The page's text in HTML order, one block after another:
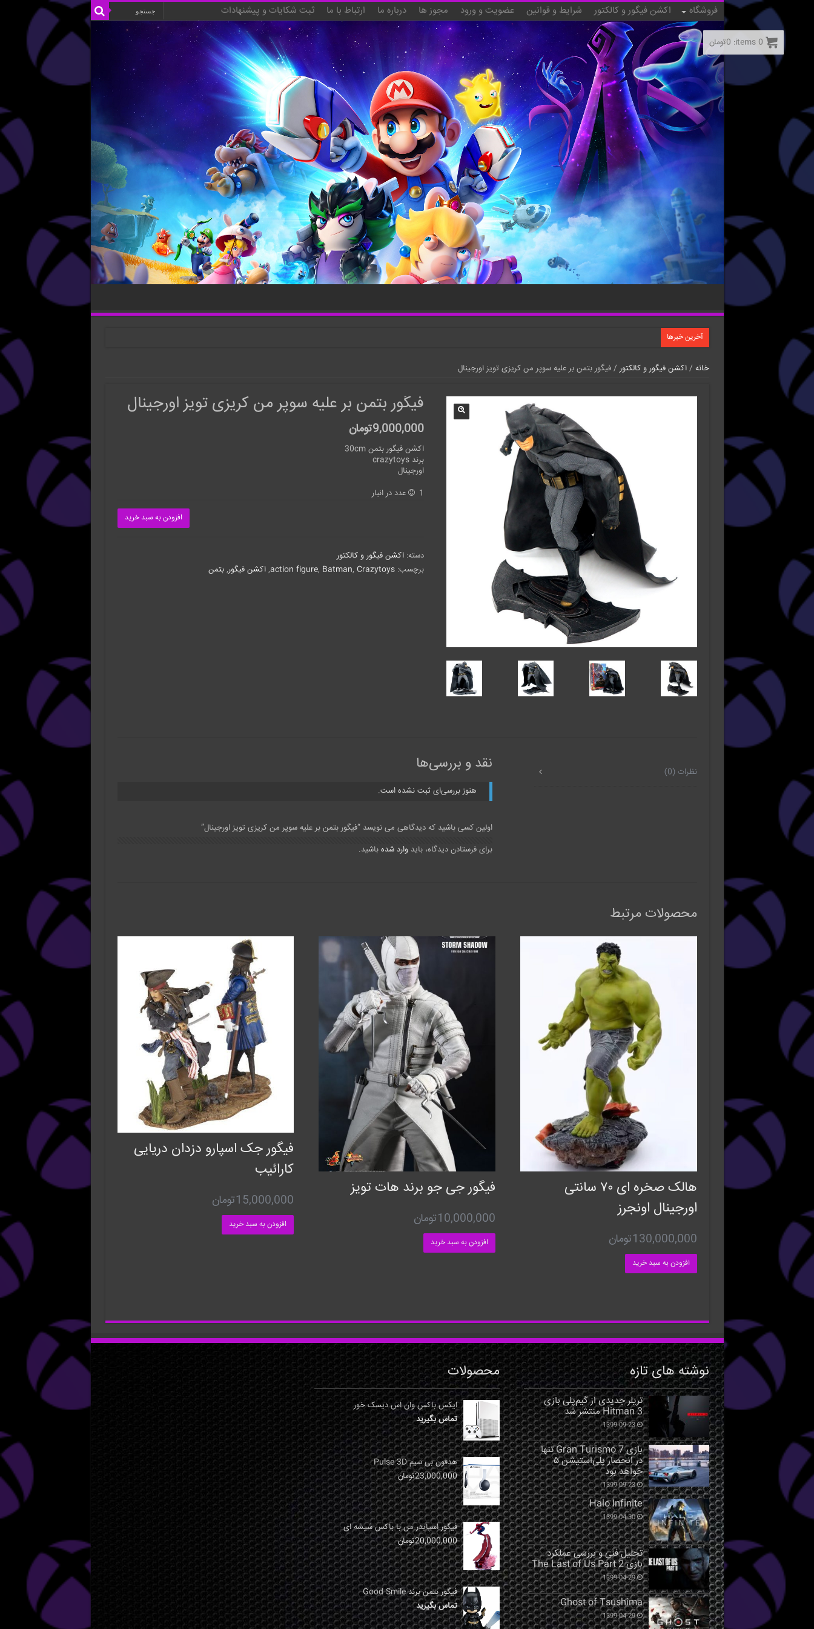
فروشگاه اکشن فیگور و کالکتور شرایط و قوانین عضویت و ورود مجوز ها درباره ما ارتباط با ما ثبت شکایات و پیشنهادات
آخرین خبرها
خانه /اکشن فیگور و کالکتور/ فیگور بتمن بر علیه سوپر من کریزی تویز اورجینال
فیگور بتمن بر علیه سوپر من کریزی تویز اورجینال
9,000,000تومان
اکشن فیگور بتمن 30cm
برند crazytoys
اورجینال
1 عدد در انبار
افزودن به سبد خرید
دسته: اکشن فیگور و کالکتور
برچسب:
action figure, Batman,Crazytoys
, اکشن فیگور, بتمن
نظرات (0) نقد و بررسی‌ها
هنوز بررسی‌ای ثبت نشده است.
اولین کسی باشید که دیدگاهی می نویسد “فیگور بتمن بر علیه سوپر من کریزی تویز اورجینال”
برای فرستادن دیدگاه، بایدوارد شده باشید.
محصولات مرتبط
هالک صخره ای ۷۰ سانتی
اورجینال اونجرز
130,000,000تومان
افزودن به سبد خرید
فیگور جی جو برند هات تویز
10,000,000تومان
افزودن به سبد خرید
فیگور جک اسپارو دزدان دریایی
کارائیب
15,000,000تومان
افزودن به سبد خرید
نوشته های تازه
تریلر جدیدی از گیم‌پلی بازی
Hitman 3 منتشر شد
1399-09-23
بازی Gran Turismo 7 تنها
در انحصار پلی‌استیشن ۵
خواهد بود
1399-09-23
Halo Infinite
1399-04-30
تحلیل فنی و بررسی عملکرد
بازی The Last of Us Part 2
1399-04-29
Ghost of Tsushima
1399-04-29
محصولات
ایکس باکس وان اس دیسک خور
تماس بگیرید
هدفون بی سیم Pulse 3D
23,000,000تومان
فیگور اسپایدر من با باکس شیشه ای
20,000,000تومان
فیگور بتمن برند Good Smile
تماس بگیرید
0
items:
0تومان